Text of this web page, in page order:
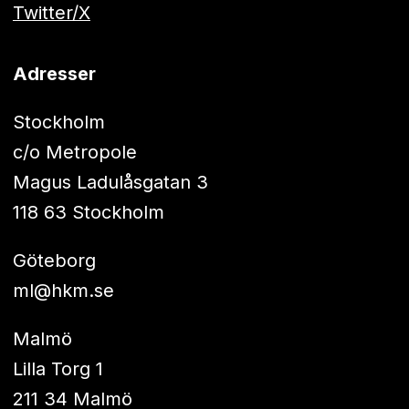
Twitter/X
Adresser
Stockholm
c/o Metropole
Magus Ladulåsgatan 3
118 63 Stockholm
Göteborg
ml@hkm.se
Malmö
Lilla Torg 1
211 34 Malmö